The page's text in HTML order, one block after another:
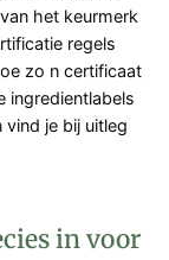
het keurmerk
regels
zo n certificaat
ingredientlabels
vind je bij uitleg
in voor